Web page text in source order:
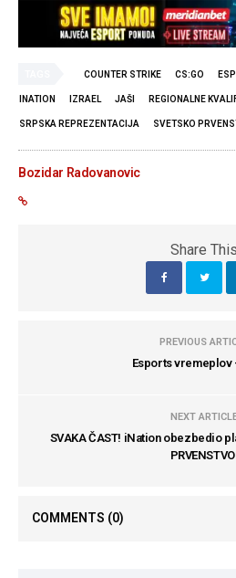
COUNTER STRIKE CS:GO
INATION IZRAEL JAŠI REGIONALNE
SRPSKA REPREZENTACIJA SVETSKO
Bozidar Radovanovic
Share This
PREVIOUS
Esports vremeplov
NEXT
SVAKA ČAST! iNation obezbedio
COMMENTS (0)